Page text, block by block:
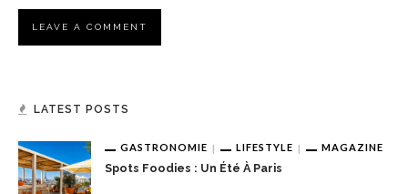
LATEST POSTS
GASTRONOMIE LIFESTYLE MAGAZINE
Spots Foodies : Un Été À Paris